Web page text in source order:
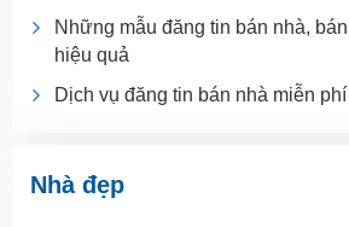
Những mẫu đăng tin bán nhà,
hiệu quả
Dịch vụ đăng tin bán nhà miễn phí
Nhà đẹp